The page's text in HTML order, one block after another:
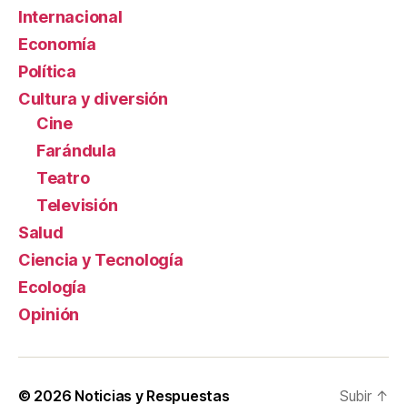
Internacional
Economía
Política
Cultura y diversión
Cine
Farándula
Teatro
Televisión
Salud
Ciencia y Tecnología
Ecología
Opinión
© 2026 Noticias y Respuestas Subir ↑